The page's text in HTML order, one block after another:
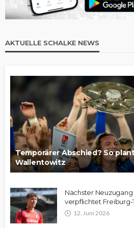
AKTUELLE SCHALKE NEWS
Temporärer Abschied? So
Wallentowitz
Nächster Neuzugang
verpflichtet Freiburg-
12. Juni 2026